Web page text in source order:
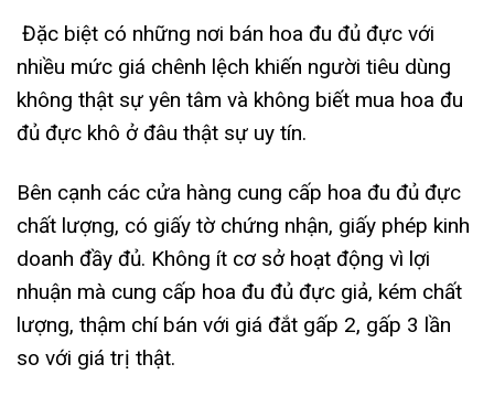
Đặc biệt có những nơi bán hoa đu đủ đực với
nhiều mức giá chênh lệch khiến người tiêu dùng
không thật sự yên tâm và không biết mua hoa đu
đủ đực khô ở đâu thật sự uy tín.
Bên cạnh các cửa hàng cung cấp hoa đu đủ đực
chất lượng, có giấy tờ chứng nhận, giấy phép kinh
doanh đầy đủ. Không ít cơ sở hoạt động vì lợi
nhuận mà cung cấp hoa đu đủ đực giả, kém chất
lượng, thậm chí bán với giá đắt gấp 2, gấp 3 lần
so với giá trị thật.